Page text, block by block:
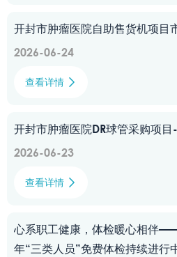
开封市肿瘤医院自助售货机项目
2026-06-24
查看详情 
开封市肿瘤医院DR球管采购项
2026-06-23
查看详情 
心系职工健康，体检暖心相伴
年“三类人员”免费体检持续进行